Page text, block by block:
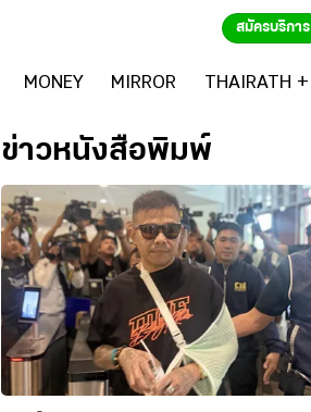
สมัครบริการ
MONEY MIRROR THAIRATH +
ข่าวหนังสือพิมพ์